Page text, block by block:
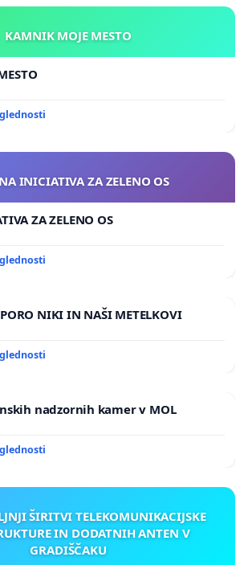
KAMNIK MOJE MESTO
MOJE MESTO
INICIATIVA ZA ZELENO OS
ZA ZELENO OS
NIKI IN NAŠI METELKOVI
nadzornih kamer v MOL
ŠIRITVI TELEKOMUNIKACIJSKE
IN DODATNIH ANTEN V
GRADIŠČAKU